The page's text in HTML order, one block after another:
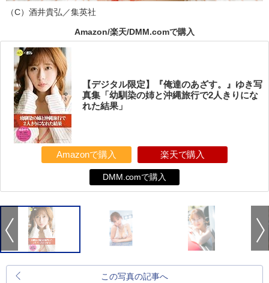
（C）酒井貴弘／集英社
Amazon/楽天/DMM.comで購入
【デジタル限定】『俺達のあざす。』ゆき写
真集「幼馴染の姉と沖縄旅行で2人きりにな
れた結果」
Amazonで購入 楽天で購入
DMM.comで購入
この写真の記事へ